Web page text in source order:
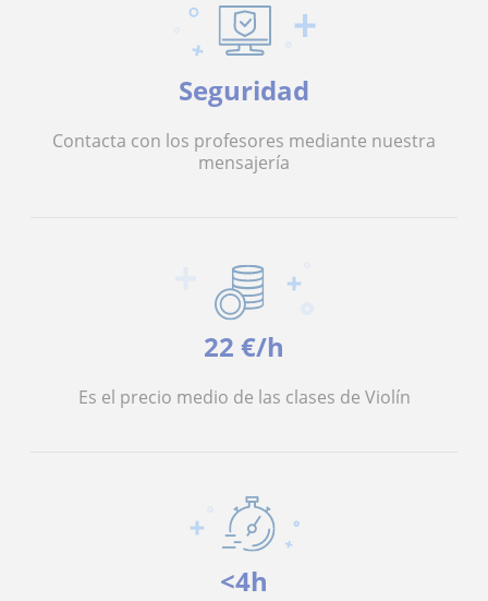
Seguridad
Contacta con los profesores mediante nuestra
mensajería
22 €/h
Es el precio medio de las clases de Violín
<4h